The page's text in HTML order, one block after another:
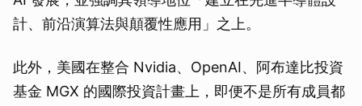
計、前沿演算法與顛覆性應用」之上。
此外，美國在整合 Nvidia、OpenAI、阿布達比投資
基金 MGX 的國際投資計畫上，即便不是所有成員都
取消